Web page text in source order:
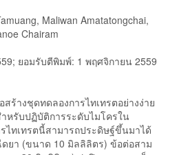
Maliwan Amatatongchai,
Chairam
ยอมรับตีพิมพ์: 1 พฤศจิกายน 2559
ร้างชุดทดลองการไทเทรตอย่างง่าย
รับปฏิบัติการระดับไมโครใน
ไทเทรตนี้สามารถประดิษฐ์ขึ้นมาได้
ดยา (ขนาด 10 มิลลิลิตร) ข้อต่อสาม